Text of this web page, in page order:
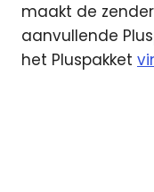
maakt de
aanvullende
het Pluspakket